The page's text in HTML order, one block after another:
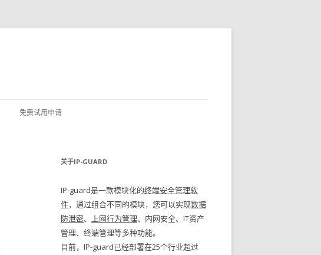
免费试用申请
关于IP-GUARD
IP-guard是一款模块化的终端安全管理软
件，通过组合不同的模块，您可以实现数据
防泄密、 上网行为管理、内网安全、IT资产
管理、终端管理等多种功能。
目前，IP-guard已经部署在25个行业超过